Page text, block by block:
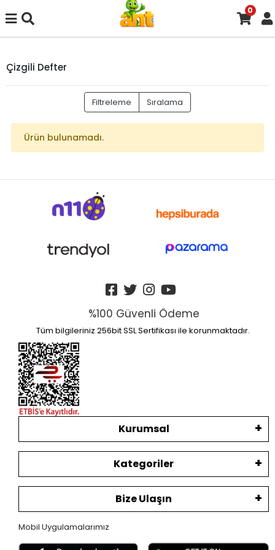
0
Çizgili Defter
Filtreleme Sıralama
Ürün bulunamadı.
%100 Güvenli Ödeme
Tüm bilgileriniz 256bit SSL Sertifikası ile korunmaktadır.
Kurumsal
Kategoriler
Bize Ulaşın
Mobil Uygulamalarımız